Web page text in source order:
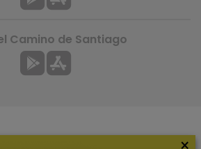
Camino de Santiago